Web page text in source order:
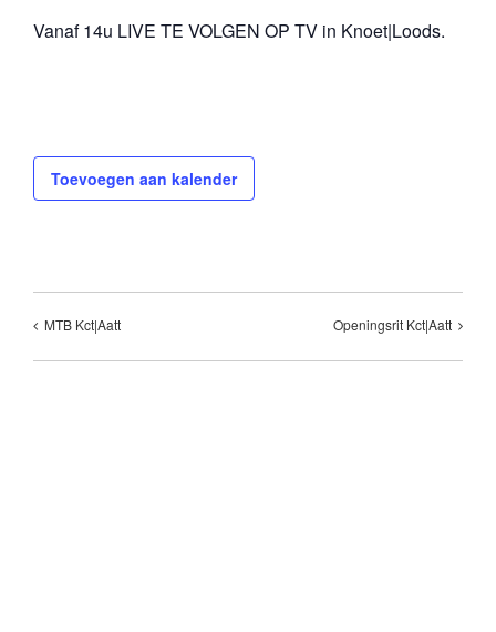
Vanaf 14u LIVE TE VOLGEN OP TV in Knoet|Loods.
Toevoegen aan kalender
MTB Kct|Aatt Openingsrit Kct|Aatt